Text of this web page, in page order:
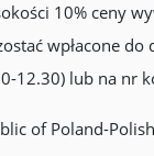
10% ceny
wpłacone
12.30) lub na nr
of Poland-